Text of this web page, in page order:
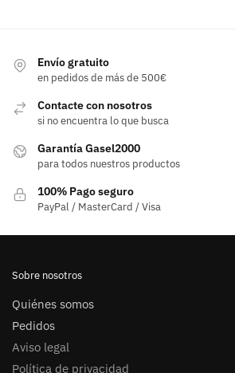
Envío gratuito
en pedidos de más de 500€
Contacte con nosotros
si no encuentra lo que busca
Garantía Gasel2000
para todos nuestros productos
100% Pago seguro
PayPal / MasterCard / Visa
Sobre nosotros
Quiénes somos
Pedidos
Aviso legal
Política de privacidad